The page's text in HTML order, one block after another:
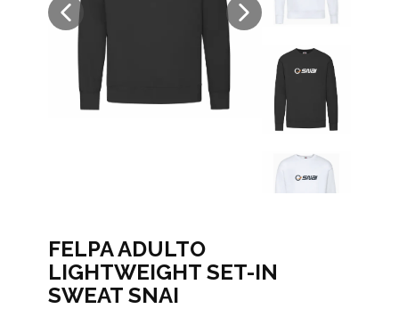
FELPA ADULTO
LIGHTWEIGHT SET-IN
SWEAT SNAI